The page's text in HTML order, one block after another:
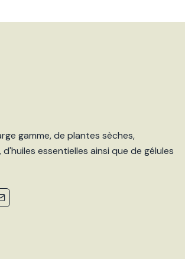
gamme, de plantes sèches,
essentielles ainsi que de gélules